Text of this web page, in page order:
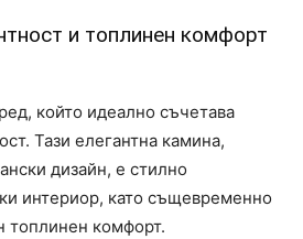
и топлинен комфорт
който идеално съчетава
Тази елегантна камина,
дизайн, е стилно
интериор, като същевременно
топлинен комфорт.